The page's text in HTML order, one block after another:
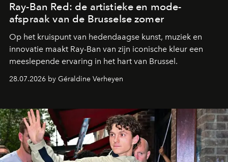
Ray-Ban Red: de artistieke en mode-
afspraak van de Brusselse zomer
Op het kruispunt van hedendaagse kunst, muziek en
innovatie maakt Ray-Ban van zijn iconische kleur een
meeslepende ervaring in het hart van Brussel.
28.07.2026 by Géraldine Verheyen